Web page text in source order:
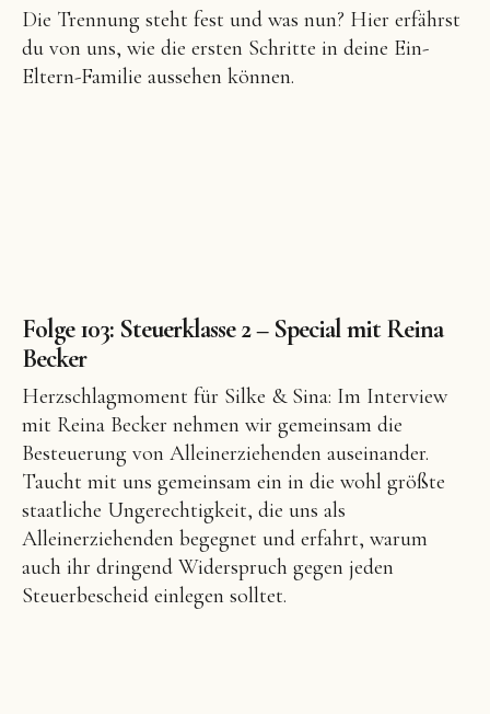
Die Trennung steht fest und was nun? Hier erfährst
du von uns, wie die ersten Schritte in deine Ein-
Eltern-Familie aussehen können.
Folge 103: Steuerklasse 2 – Special mit Reina
Becker
Herzschlagmoment für Silke & Sina: Im Interview
mit Reina Becker nehmen wir gemeinsam die
Besteuerung von Alleinerziehenden auseinander.
Taucht mit uns gemeinsam ein in die wohl größte
staatliche Ungerechtigkeit, die uns als
Alleinerziehenden begegnet und erfahrt, warum
auch ihr dringend Widerspruch gegen jeden
Steuerbescheid einlegen solltet.